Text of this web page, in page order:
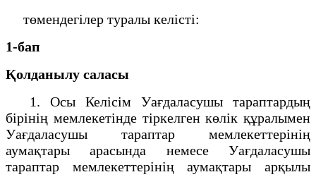
төмендегілер туралы келісті:
1-бап
Қолданылу саласы
1. Осы Келісім Уағдаласушы тараптардың
бірінің мемлекетінде тіркелген көлік құралымен
Уағдаласушы тараптар мемлекеттерінің
аумақтары арасында немесе Уағдаласушы
тараптар мемлекеттерінің аумақтары арқылы